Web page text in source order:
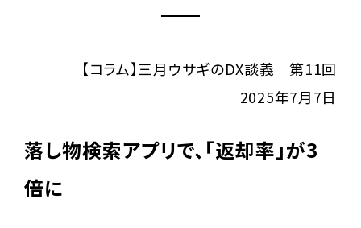
【コラム】三月ウサギのDX談義 第11回
2025年7月7日
落し物検索アプリで、「返却率」が3
倍に